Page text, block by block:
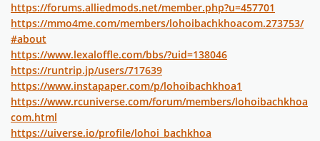
https://forums.alliedmods.net/member.php?u=457701
https://mmo4me.com/members/lohoibachkhoacom.273753/
#about
https://www.lexaloffle.com/bbs/?uid=138046
https://runtrip.jp/users/717639
https://www.instapaper.com/p/lohoibachkhoa1
https://www.rcuniverse.com/forum/members/lohoibachkhoa
com.html
https://uiverse.io/profile/lohoi_bachkhoa